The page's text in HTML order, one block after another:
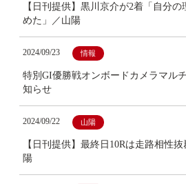
【日刊提供】黒川京介が2着「自分
めた」／山陽
2024/09/23 情報
特別GI優勝戦オンボードカメラマル
知らせ
2024/09/22 山陽
【日刊提供】最終日10Rは走路相性
陽